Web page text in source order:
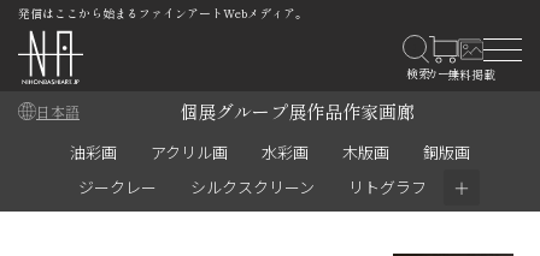
発信はここから始まるファインアートWebメディア。
日本語 個展グループ展作品作家画廊
油彩画 アクリル画 水彩画 木版画
銅版画
ジークレー
シルクスクリーン リトグラフ ＋